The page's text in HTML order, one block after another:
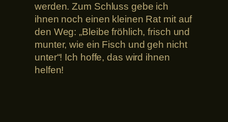
werden. Zum Schluss gebe ich
ihnen noch einen kleinen Rat mit auf
den Weg: „Bleibe fröhlich, frisch und
munter, wie ein Fisch und geh nicht
unter“! Ich hoffe, das wird ihnen
helfen!